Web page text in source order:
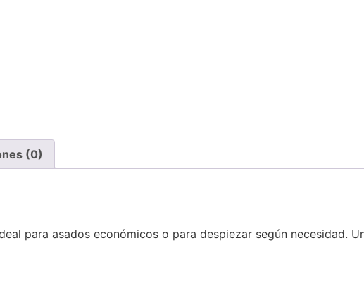
(0)
para asados económicos o para despiezar según necesidad.